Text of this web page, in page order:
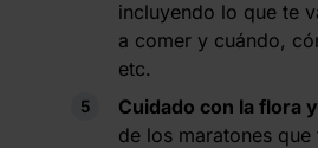
incluyendo lo que te
a comer y cuándo,
etc.
Cuidado con la flora
de los maratones